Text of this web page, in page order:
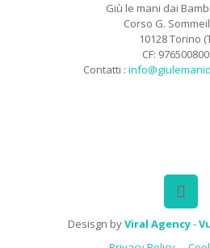
Giù le mani dai
Corso G.
10128 Torino
CF:
Contatti :
Desisgn byViral Agency-